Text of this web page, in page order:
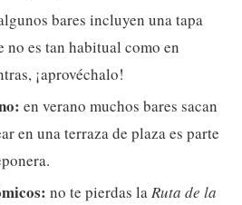
bares incluyen una tapa
no es tan habitual como en
¡aprovéchalo!
en verano muchos bares sacan
en una terraza de plaza es parte
no te pierdas laRuta de la